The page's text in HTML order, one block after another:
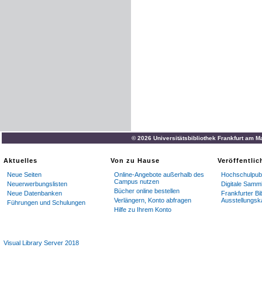
© 2026 Universitätsbibliothek Frankfurt am
Aktuelles
Neue Seiten
Neuerwerbungslisten
Neue Datenbanken
Führungen und Schulungen
Von zu Hause
Online-Angebote außerhalb des
Campus nutzen
Bücher online bestellen
Verlängern, Konto abfragen
Hilfe zu Ihrem Konto
Digitale
Frankfurter
Visual Library Server 2018